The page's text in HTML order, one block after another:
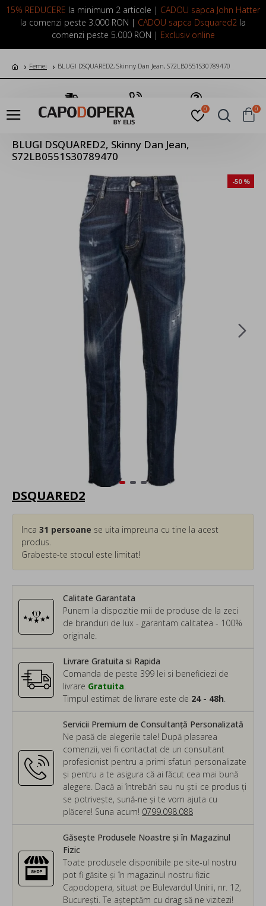
15% REDUCERE la minimum 2 articole | CADOU sapca John Hatter
la comenzi peste 3.000 RON | CADOU sapca Dsquared2 la
comenzi peste 5.000 RON | Exclusiv online
LOGIN INREGISTRARE
0 0
Femei BLUGI DSQUARED2, Skinny Dan Jean, S72LB0551S30789470
Transport Gratuit Suna Acum Pune o Intrebare
BLUGI DSQUARED2, Skinny Dan Jean,
S72LB0551S30789470
-50 %
DSQUARED2
Calitate Garantata
Punem la dispozitie mii de produse de la zeci
de branduri de lux - garantam calitatea - 100%
originale.
Inca 31 persoane se uita impreuna cu tine la acest
produs.
Grabeste-te stocul este limitat!
Servicii Premium de Consultanță Personalizată
Ne pasă de alegerile tale! După plasarea
comenzii, vei fi contactat de un consultant
profesionist pentru a primi sfaturi personalizate
și pentru a te asigura că ai făcut cea mai bună
alegere. Dacă ai întrebări sau nu știi ce produs ți
se potrivește, sună-ne și te vom ajuta cu
plăcere! Suna acum! 0799.098.088
Livrare Gratuita si Rapida
Comanda de peste 399 lei si beneficiezi de
livrare Gratuita
Timpul estimat de livrare este de 24 - 48h
Găsește Produsele Noastre și în Magazinul
Fizic
Toate produsele disponibile pe site-ul nostru
pot fi găsite și în magazinul nostru fizic
Capodopera, situat pe Bulevardul Unirii, nr. 12,
București. Te așteptăm cu drag să ne vizitezi!